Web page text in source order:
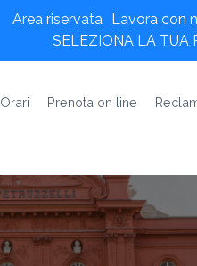
Area riservata Lavora con
SELEZIONA LA TUA
Orari Prenota on line